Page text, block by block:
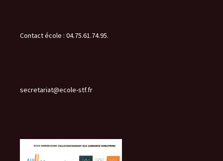
Contact école : 04.75.61.74.95.
secretariat@ecole-stf.fr